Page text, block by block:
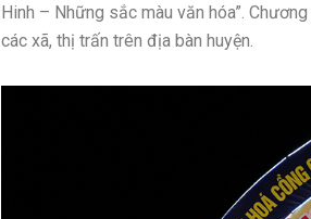
Hinh – Những sắc màu văn hóa”.
các xã, thị trấn trên địa bàn huyện.